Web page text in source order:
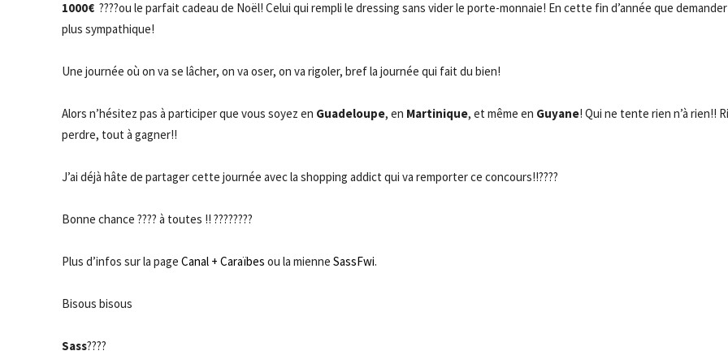
1000€ ????ou le parfait cadeau de Noël! Celui qui rempli le dressing sans vider le porte-monnaie! En cette fin d’année que
plus sympathique!
Une journée où on va se lâcher, on va oser, on va rigoler, bref la journée qui fait du bien!
Alors n’hésitez pas à participer que vous soyez en Guadeloupe, en Martinique, et même en Guyane! Qui ne tente rien n’à rien!!
perdre, tout à gagner!!
J’ai déjà hâte de partager cette journée avec la shopping addict qui va remporter ce concours!!????
Bonne chance ???? à toutes !! ????????
Plus d’infos sur la page Canal + Caraïbes ou la mienne SassFwi.
Bisous bisous
Sass????